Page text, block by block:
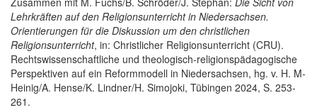
Lehrkräften auf den Religionsunterricht in Niedersachsen.
Orientierungen für die Diskussion um den christlichen
Religionsunterricht, in: Christlicher Religionsunterricht (CRU).
Rechtswissenschaftliche und theologisch-religionspädagogische
Perspektiven auf ein Reformmodell in Niedersachsen, hg. v. H. M-
Heinig/A. Hense/K. Lindner/H. Simojoki, Tübingen 2024, S. 253-
261.